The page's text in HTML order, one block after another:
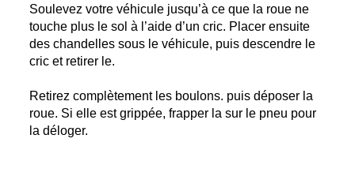
Soulevez votre véhicule jusqu’à ce que la roue ne
touche plus le sol à l’aide d’un cric. Placer ensuite
des chandelles sous le véhicule, puis descendre le
cric et retirer le.
Retirez complètement les boulons. puis déposer la
roue. Si elle est grippée, frapper la sur le pneu pour
la déloger.